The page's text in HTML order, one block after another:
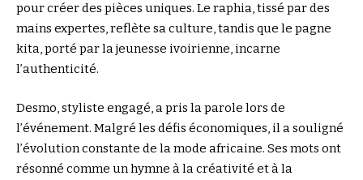
pour créer des pièces uniques. Le raphia, tissé par des
mains expertes, reflète sa culture, tandis que le pagne
kita, porté par la jeunesse ivoirienne, incarne
l’authenticité.
Desmo, styliste engagé, a pris la parole lors de
l’événement. Malgré les défis économiques, il a souligné
l’évolution constante de la mode africaine. Ses mots ont
résonné comme un hymne à la créativité et à la